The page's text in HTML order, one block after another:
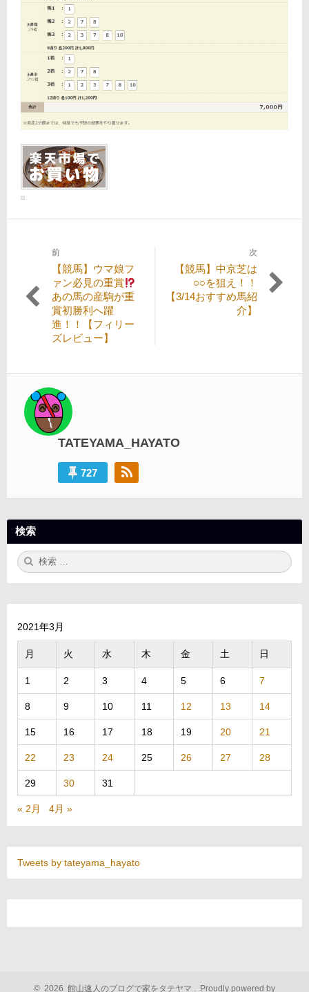
ナ
シ
ョ
ン
前
過
去
の
投
稿:
【競馬】ウマ娘フ
ァン必見の重賞
あの馬の産駒が重
賞初勝利へ躍
進！！【フィリー
ズレビュー】
次
投
【競馬】中京芝は
○○を狙え！！
【3/14おすすめ馬紹
介】
TATEYAMA_HAYATO
727
検索
検
索:
2021年3月
月 火 水 木 金 土 日
1 2 3 4 5 6 7
8 9 10 11 12 13 14
15 16 17 18 19 20 21
22 23 24 25 26 27 28
29 30 31
« 2月 4月 »
Tweets by tateyama_hayato
© 2026 館山速人のブログで家をタテヤマ . Proudly powered by